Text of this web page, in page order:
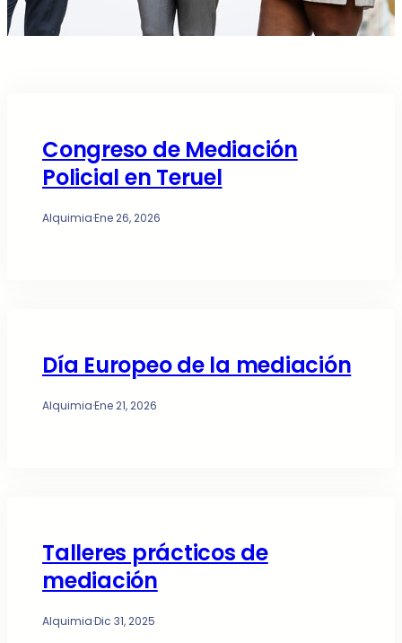
Congreso de Mediación
Policial en Teruel
Alquimia·Ene 26, 2026
Día Europeo de la mediación
Alquimia·Ene 21, 2026
Talleres prácticos de
mediación
Alquimia·Dic 31, 2025